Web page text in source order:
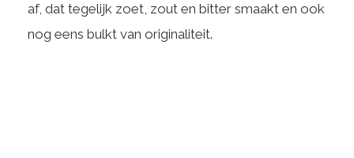
af, dat tegelijk zoet, zout en bitter smaakt en ook
nog eens bulkt van originaliteit.